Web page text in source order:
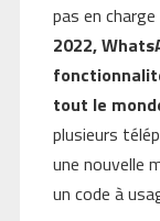
pas en
2022,
tout le
plusieurs
une nouvelle
un code à